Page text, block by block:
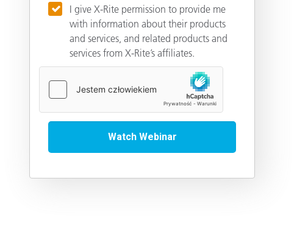
I give X-Rite permission to provide me
with information about their products
and services, and related products and
services from X-Rite’s affiliates.